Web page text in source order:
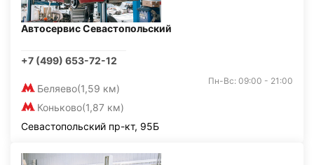
Автосервис Севастопольский
+7 (499) 653-72-12
Беляево(1,59 км)
Коньково(1,87 км)
Пн-Вс: 09:00 - 21:00
Севастопольский пр-кт, 95Б